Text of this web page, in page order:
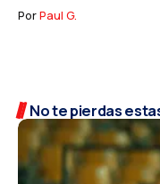
PorPaul G.
No te pierdas